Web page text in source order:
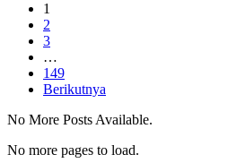
1
2
3
…
149
Berikutnya
No More Posts Available.
No more pages to load.